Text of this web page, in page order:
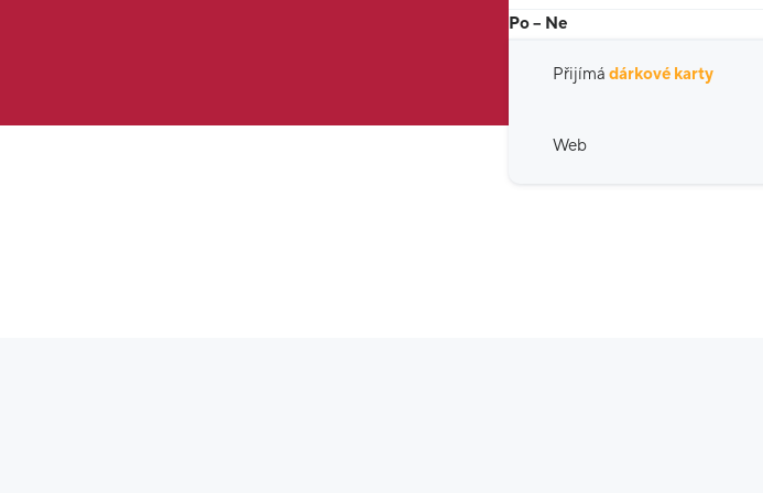
Po – Ne
Přijímá dárkové karty
Web